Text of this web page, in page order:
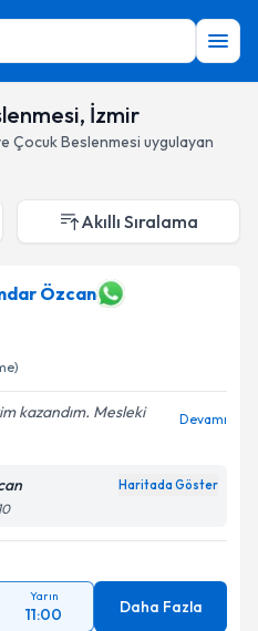
İzmir
Çocuk Beslenmesi uygulayan
Akıllı Sıralama
Özcan
kazandım. Mesleki
Devamı
Haritada Göster
Yarın
11:00 Daha Fazla